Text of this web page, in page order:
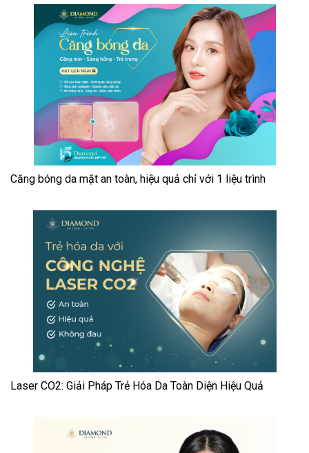
Căng bóng da mặt an toàn, hiệu quả chỉ với 1 liệu trình
Laser CO2: Giải Pháp Trẻ Hóa Da Toàn Diện Hiệu Quả